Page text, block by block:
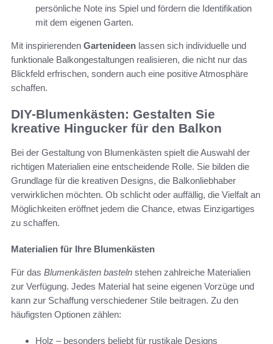
persönliche Note ins Spiel und fördern die Identifikation
mit dem eigenen Garten.
Mit inspirierenden Gartenideen lassen sich individuelle und
funktionale Balkongestaltungen realisieren, die nicht nur das
Blickfeld erfrischen, sondern auch eine positive Atmosphäre
schaffen.
DIY-Blumenkästen: Gestalten Sie
kreative Hingucker für den Balkon
Bei der Gestaltung von Blumenkästen spielt die Auswahl der
richtigen Materialien eine entscheidende Rolle. Sie bilden die
Grundlage für die kreativen Designs, die Balkonliebhaber
verwirklichen möchten. Ob schlicht oder auffällig, die Vielfalt an
Möglichkeiten eröffnet jedem die Chance, etwas Einzigartiges
zu schaffen.
Materialien für Ihre Blumenkästen
Für das Blumenkästen basteln stehen zahlreiche Materialien
zur Verfügung. Jedes Material hat seine eigenen Vorzüge und
kann zur Schaffung verschiedener Stile beitragen. Zu den
häufigsten Optionen zählen:
Holz – besonders beliebt für rustikale Designs